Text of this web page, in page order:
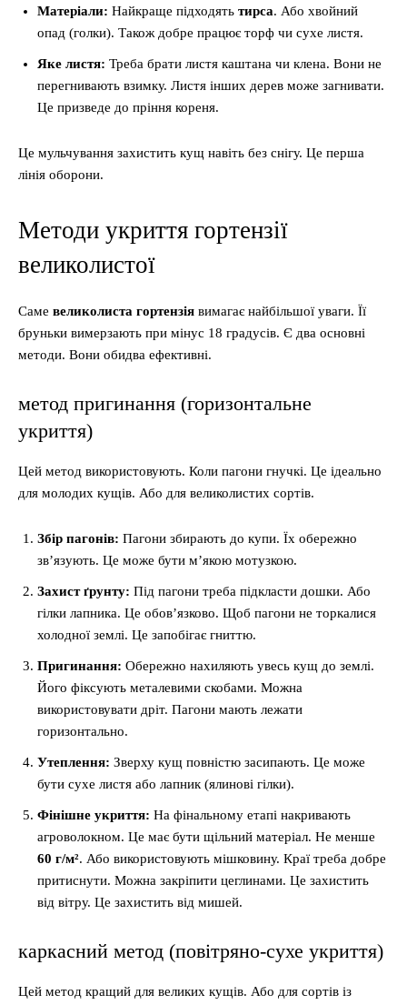
Матеріали: Найкраще підходять тирса. Або хвойний
опад (голки). Також добре працює торф чи сухе листя.
Яке листя: Треба брати листя каштана чи клена. Вони не
перегнивають взимку. Листя інших дерев може загнивати.
Це призведе до пріння кореня.
Це мульчування захистить кущ навіть без снігу. Це перша
лінія оборони.
Методи укриття гортензії
великолистої
Саме великолиста гортензія вимагає найбільшої уваги. Її
бруньки вимерзають при мінус 18 градусів. Є два основні
методи. Вони обидва ефективні.
метод пригинання (горизонтальне
укриття)
Цей метод використовують. Коли пагони гнучкі. Це ідеально
для молодих кущів. Або для великолистих сортів.
Збір пагонів: Пагони збирають до купи. Їх обережно
зв’язують. Це може бути м’якою мотузкою.
Захист ґрунту: Під пагони треба підкласти дошки. Або
гілки лапника. Це обов’язково. Щоб пагони не торкалися
холодної землі. Це запобігає гниттю.
Пригинання: Обережно нахиляють увесь кущ до землі.
Його фіксують металевими скобами. Можна
використовувати дріт. Пагони мають лежати
горизонтально.
Утеплення: Зверху кущ повністю засипають. Це може
бути сухе листя або лапник (ялинові гілки).
Фінішне укриття: На фінальному етапі накривають
агроволокном. Це має бути щільний матеріал. Не менше
60 г/м². Або використовують мішковину. Краї треба добре
притиснути. Можна закріпити цеглинами. Це захистить
від вітру. Це захистить від мишей.
каркасний метод (повітряно-сухе укриття)
Цей метод кращий для великих кущів. Або для сортів із